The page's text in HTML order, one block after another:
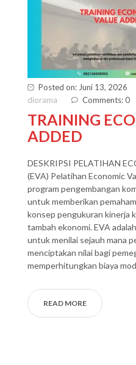
Posted on: Juni 13, 2026
diorama
Comments: 0
TRAINING
ADDED
DESKRIPSI PELATIHAN
(EVA) Pelatihan Economic
program pengembangan
untuk memberikan
konsep pengukuran kinerja
tambah ekonomi. EVA
untuk menilai sejauh mana
menciptakan nilai bagi
memperhitungkan biaya
READ MORE